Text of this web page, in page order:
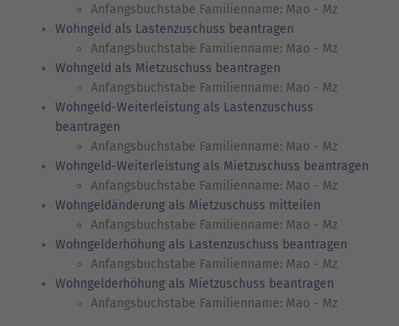
Anfangsbuchstabe Familienname: Mao - Mz
Wohngeld als Lastenzuschuss beantragen
Anfangsbuchstabe Familienname: Mao - Mz
Wohngeld als Mietzuschuss beantragen
Anfangsbuchstabe Familienname: Mao - Mz
Wohngeld-Weiterleistung als Lastenzuschuss
beantragen
Anfangsbuchstabe Familienname: Mao - Mz
Wohngeld-Weiterleistung als Mietzuschuss beantragen
Anfangsbuchstabe Familienname: Mao - Mz
Wohngeldänderung als Mietzuschuss mitteilen
Anfangsbuchstabe Familienname: Mao - Mz
Wohngelderhöhung als Lastenzuschuss beantragen
Anfangsbuchstabe Familienname: Mao - Mz
Wohngelderhöhung als Mietzuschuss beantragen
Anfangsbuchstabe Familienname: Mao - Mz